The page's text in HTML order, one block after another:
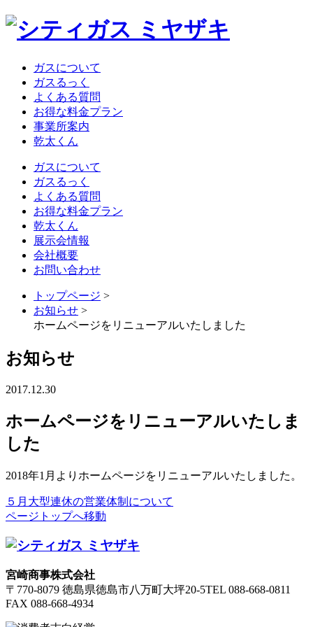
ガスについて
ガスるっく
よくある質問
お得な料金プラン
事業所案内
乾太くん
ガスについて
ガスるっく
よくある質問
お得な料金プラン
乾太くん
展示会情報
会社概要
お問い合わせ
トップページ >
お知らせ >
ホームページをリニューアルいたしました
お知らせ
2017.12.30
ホームページをリニューアルいたしま
した
2018年1月よりホームページをリニューアルいたしました。
５月大型連休の営業体制について
ページトップへ移動
宮崎商事株式会社
〒770-8079 徳島県徳島市八万町大坪20-5TEL 088-668-0811
FAX 088-668-4934